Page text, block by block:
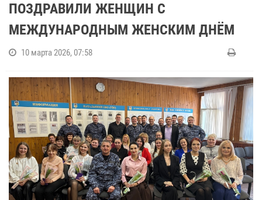
ПОЗДРАВИЛИ ЖЕНЩИН С
МЕЖДУНАРОДНЫМ ЖЕНСКИМ ДНЁМ
10 марта 2026, 07:58